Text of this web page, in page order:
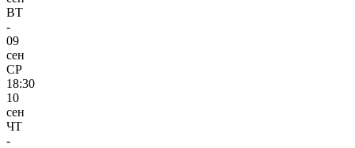
ВТ
-
09
сен
СР
18:30
10
сен
ЧТ
-